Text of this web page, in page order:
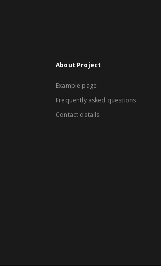
About Project
Example page
Frequently asked questions
Contact details